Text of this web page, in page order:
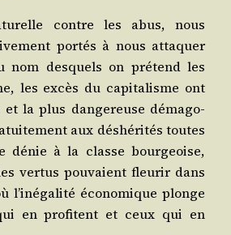
contre les abus, nous
por­tés à nous atta­quer
nom des­quels on pré­tend les
les excès du capi­ta­lisme ont
la plus dan­ge­reuse déma­go­
aux déshé­ri­tés toutes
dénie à la classe bour­geoise,
ver­tus pou­vaient fleu­rir dans
l’inégalité éco­no­mique plonge
en pro­fitent et ceux qui en